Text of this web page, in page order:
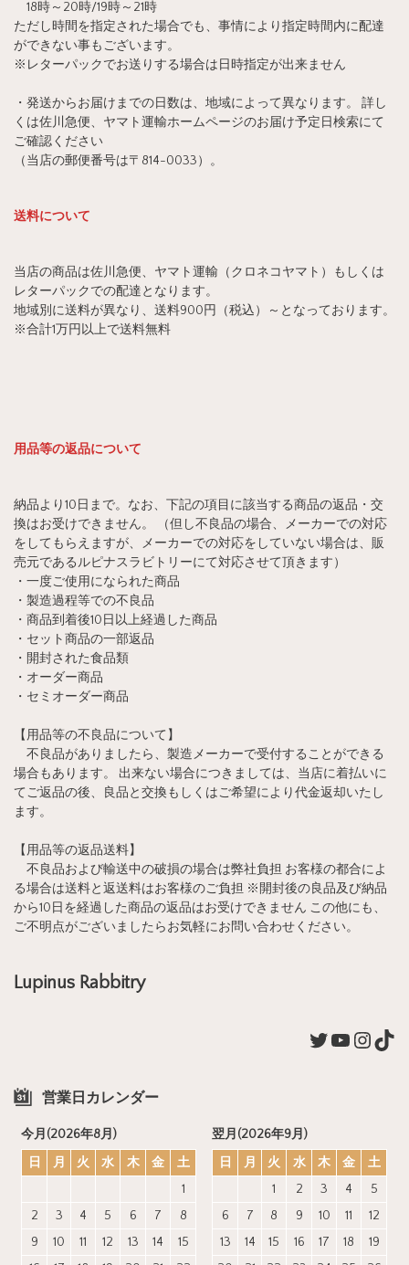
18時～20時/19時～21時
ただし時間を指定された場合でも、事情により指定時間内に配達
ができない事もございます。
※レターパックでお送りする場合は日時指定が出来ません
・発送からお届けまでの日数は、地域によって異なります。 詳し
くは佐川急便、ヤマト運輸ホームページのお届け予定日検索にて
ご確認ください
（当店の郵便番号は〒814-0033）。
送料について
当店の商品は佐川急便、ヤマト運輸（クロネコヤマト）もしくは
レターパックでの配達となります。
地域別に送料が異なり、送料900円（税込）～となっております。
※合計1万円以上で送料無料
用品等の返品について
納品より10日まで。なお、下記の項目に該当する商品の返品・交
換はお受けできません。 （但し不良品の場合、メーカーでの対応
をしてもらえますが、メーカーでの対応をしていない場合は、販
売元であるルピナスラビトリーにて対応させて頂きます）
・一度ご使用になられた商品
・製造過程等での不良品
・商品到着後10日以上経過した商品
・セット商品の一部返品
・開封された食品類
・オーダー商品
・セミオーダー商品
【用品等の不良品について】
不良品がありましたら、製造メーカーで受付することができる
場合もあります。 出来ない場合につきましては、当店に着払いに
てご返品の後、良品と交換もしくはご希望により代金返却いたし
ます。
【用品等の返品送料】
不良品および輸送中の破損の場合は弊社負担 お客様の都合によ
る場合は送料と返送料はお客様のご負担 ※開封後の良品及び納品
から10日を経過した商品の返品はお受けできません この他にも、
ご不明点がございましたらお気軽にお問い合わせください。
Lupinus Rabbitry
営業日カレンダー
今月(2026年8月)
日
月 火 水 木 金
土
1
2
3 4 5 6 7
8
9
10 11 12 13 14
15
翌月(2026年9月)
日
月 火 水 木 金
土
1
2 3 4
5
6
7 8 9 10 11
12
13
14 15 16 17 18
19